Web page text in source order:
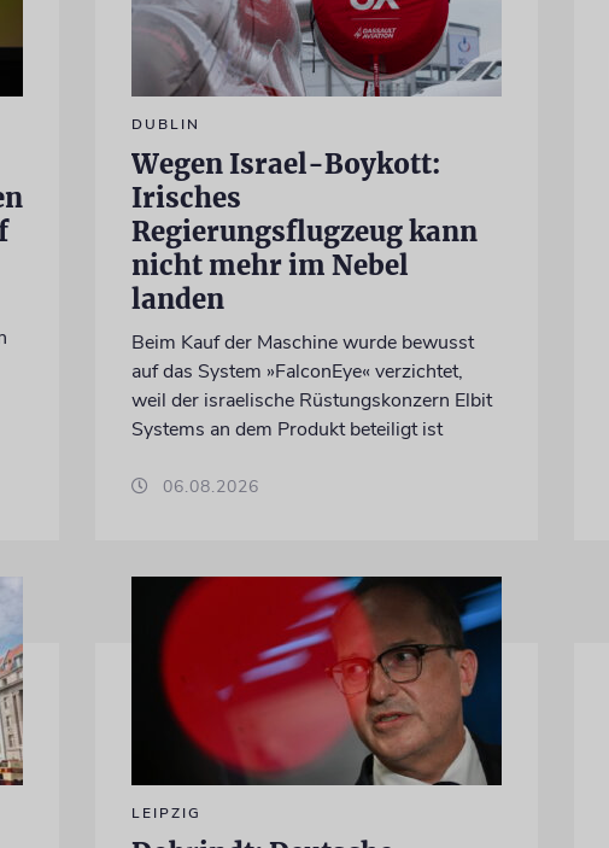
DUBLIN
Wegen Israel-Boykott:
Irisches
Regierungsflugzeug kann
nicht mehr im Nebel
landen
Beim Kauf der Maschine wurde bewusst
auf das System »FalconEye« verzichtet,
weil der israelische Rüstungskonzern Elbit
Systems an dem Produkt beteiligt ist
06.08.2026
LEIPZIG